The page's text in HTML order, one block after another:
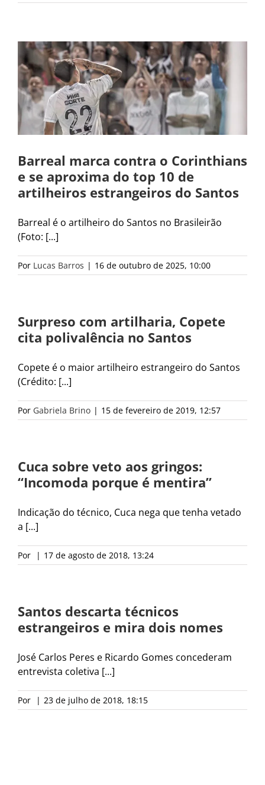
Barreal marca contra o Corinthians
e se aproxima do top 10 de
artilheiros estrangeiros do Santos
Barreal é o artilheiro do Santos no Brasileirão
(Foto: [...]
Por Lucas Barros | 16 de outubro de 2025, 10:00
Surpreso com artilharia, Copete
cita polivalência no Santos
Copete é o maior artilheiro estrangeiro do Santos
(Crédito: [...]
Por Gabriela Brino | 15 de fevereiro de 2019, 12:57
Cuca sobre veto aos gringos:
“Incomoda porque é mentira”
Indicação do técnico, Cuca nega que tenha vetado
a [...]
Por | 17 de agosto de 2018, 13:24
Santos descarta técnicos
estrangeiros e mira dois nomes
José Carlos Peres e Ricardo Gomes concederam
entrevista coletiva [...]
Por | 23 de julho de 2018, 18:15